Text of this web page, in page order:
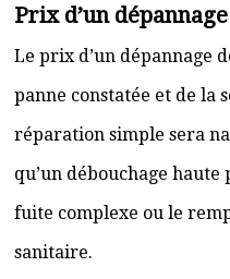
Prix d’un
Le prix d’un dépannage
panne constatée et de la
réparation simple sera
qu’un débouchage
fuite complexe ou le
sanitaire.